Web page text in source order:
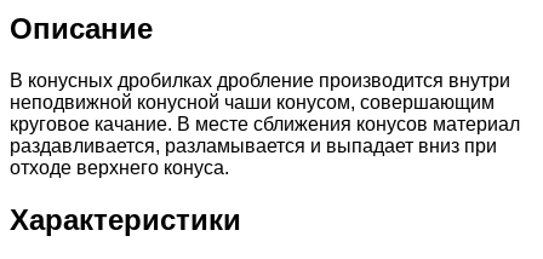
Описание
В конусных дробилках дробление производится внутри
неподвижной конусной чаши конусом, совершающим
круговое качание. В месте сближения конусов материал
раздавливается, разламывается и выпадает вниз при
отходе верхнего конуса.
Характеристики